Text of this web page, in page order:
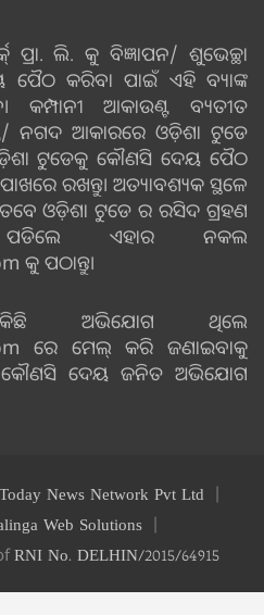
ଲି. କୁ ବିଜ୍ଞାପନ/ ଶୁଭେଚ୍ଛା
ପୈଠ କରିବା ପାଇଁ ଏହି ବ୍ୟାଙ୍କ
କମ୍ପାନୀ ଆକାଉଣ୍ଟ ବ୍ୟତୀତ
ନଗଦ ଆକାରରେ ଓଡ଼ିଶା ଟୁଡେ
ଟୁଡେକୁ କୌଣସି ଦେୟ ପୈଠ
ରଖନ୍ତୁ। ଅତ୍ୟାବଶ୍ୟକ ସ୍ଥଳେ
ଓଡ଼ିଶା ଟୁଡେ ର ରସିଦ ଗ୍ରହଣ
ପଡିଲେ ଏହାର ନକଲ
କୁ ପଠାନ୍ତୁ।
ଅଭିଯୋଗ ଥିଲେ
ରେ ମେଲ୍ କରି ଜଣାଇବାକୁ
କୌଣସି ଦେୟ ଜନିତ ଅଭିଯୋଗ
News Network Pvt Ltd
Web Solutions
RNI No. DELHIN/2015/64915